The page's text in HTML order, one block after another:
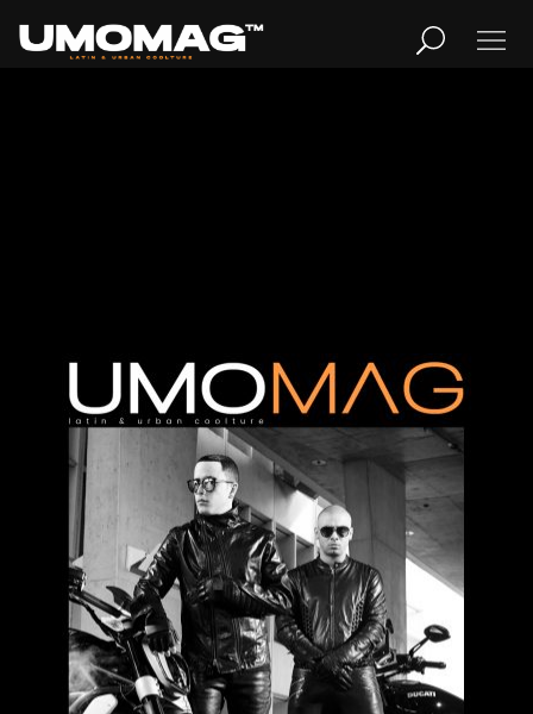
Home
Cover Story
Publicidad
Contacto
Aviso Legal
Cover Story REVISTA
WISIN & YANDEL,
puro reggaeton